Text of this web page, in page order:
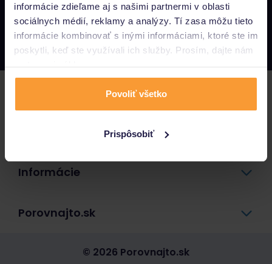
informácie zdieľame aj s našimi partnermi v oblasti
sociálnych médií, reklamy a analýzy. Tí zasa môžu tieto
informácie kombinovať s inými informáciami, ktoré ste im
poskytli, keď ste využívali ich služby. Prosím, dajte nám
na to svoj súhlas.
Povoliť všetko
Prispôsobiť
Napíšte nám
info@porovnajto.sk
Zavolajte nám
0800 400 300
Informácie
Porovnajto.sk
© 2026 Porovnajto.sk